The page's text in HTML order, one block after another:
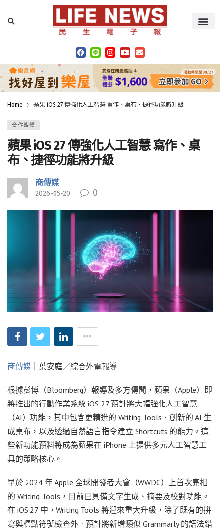
Home 蘋果 iOS 27 傳強化人工智慧 寫作、桌布、捷徑功能將升級
合作媒體
蘋果 iOS 27 傳強化人工智慧 寫作、桌
布、捷徑功能將升級
商傳媒
2026-05-20 0
商傳媒 ｜葉安庭／綜合外電報導
根據彭博（Bloomberg）報導及多方傳聞，蘋果（Apple）即
將推出的行動作業系統 iOS 27 預計將大幅強化人工智慧
（AI）功能，其中包含更精進的 Writing Tools、創新的 AI 生
成桌布，以及透過自然語言指令建立 Shortcuts 的能力。這
些新功能預料將成為蘋果在 iPhone 上提供多元人工智慧工
具的策略核心。
早於 2024 年 Apple 全球開發者大會（WWDC）上首次亮相
的 Writing Tools，目前已具備文字生成、摘要及校對功能。
在 iOS 27 中，Writing Tools 將迎來重大升級，除了既有的拼
寫與標點符號檢查外，預計將新增類似 Grammarly 的語法錯